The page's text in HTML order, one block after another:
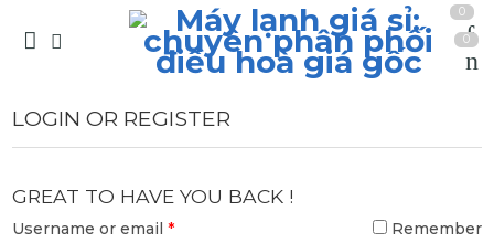
0
0
LOGIN OR REGISTER
GREAT TO HAVE YOU BACK !
Username or email * Remember